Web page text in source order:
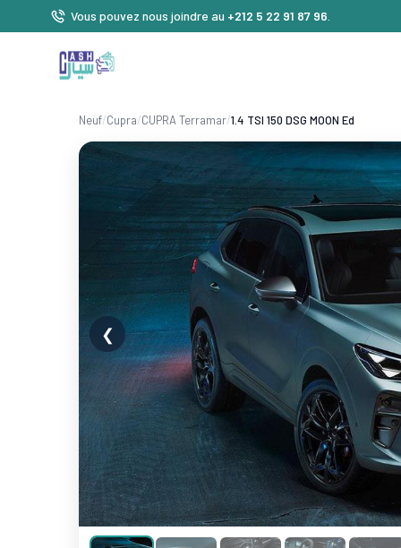
Vous pouvez nous joindre au +212 5 22 91 87 96
Neuf/Cupra/CUPRA Terramar/1.4 TSI 150 DSG MOON Ed
❮